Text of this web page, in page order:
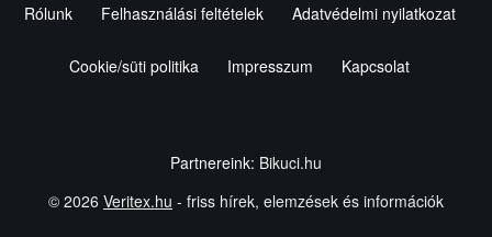
Rólunk Felhasználási feltételek Adatvédelmi nyilatkozat
Cookie/süti politika Impresszum Kapcsolat
Partnereink: Bikuci.hu
© 2026 Veritex.hu - friss hírek, elemzések és információk